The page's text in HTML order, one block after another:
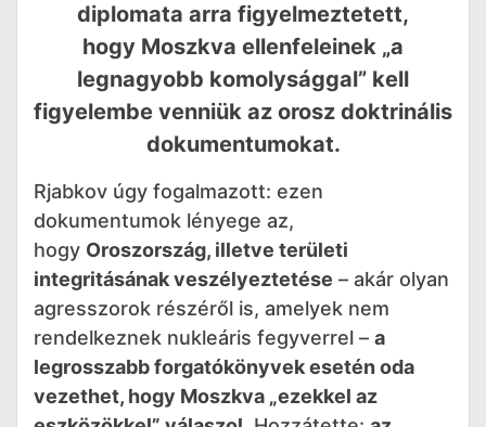
diplomata arra figyelmeztetett,
hogy Moszkva ellenfeleinek „a
legnagyobb komolysággal” kell
figyelembe venniük az orosz doktrinális
dokumentumokat.
Rjabkov úgy fogalmazott: ezen
dokumentumok lényege az,
hogy Oroszország, illetve területi
integritásának veszélyeztetése – akár olyan
agresszorok részéről is, amelyek nem
rendelkeznek nukleáris fegyverrel – a
legrosszabb forgatókönyvek esetén oda
vezethet, hogy Moszkva „ezekkel az